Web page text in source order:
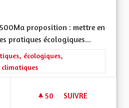
proposition : mettre en
pratiques écologiques...
catégorie : Les transitions
écologiques,
50 50 ABONNÉS
SUIVRE